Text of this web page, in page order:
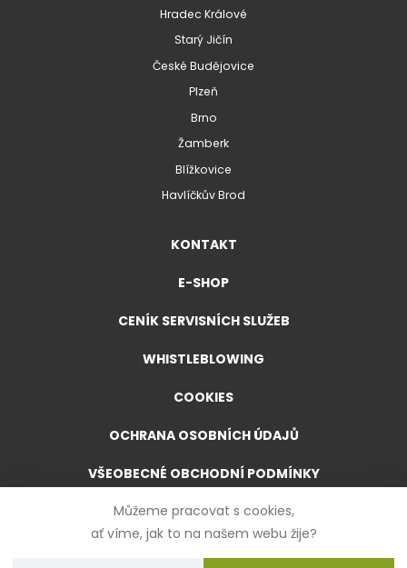
Můžeme pracovat s cookies,
ať víme, jak to na našem webu žije?
Hradec Králové
Starý Jičín
České Budějovice
Plzeň
Brno
Žamberk
Blížkovice
Havlíčkův Brod
KONTAKT
E-SHOP
CENÍK SERVISNÍCH SLUŽEB
WHISTLEBLOWING
COOKIES
OCHRANA OSOBNÍCH ÚDAJŮ
VŠEOBECNÉ OBCHODNÍ PODMÍNKY
VŠEOBECNÉ OBCHODNÍ PODMÍNKY PRO E-SHOP